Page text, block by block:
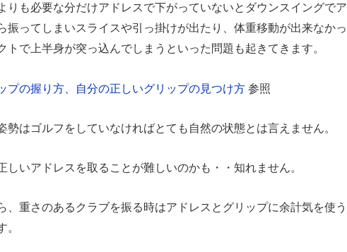
りも必要な分だけアドレスで下がっていないとダウンスイングでア
振ってしまいスライスや引っ掛けが出たり、体重移動が出来なかっ
トで上半身が突っ込んでしまうといった問題も起きてきます。
プの握り方、自分の正しいグリップの見つけ方 参照
勢はゴルフをしていなければとても自然の状態とは言えません。
しいアドレスを取ることが難しいのかも・・知れません。
、重さのあるクラブを振る時はアドレスとグリップに余計気を使う
。